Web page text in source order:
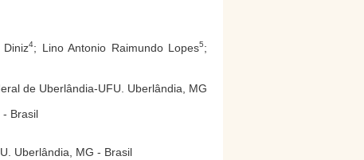
4; Lino Antonio Raimundo Lopes5;
de Uberlândia-UFU. Uberlândia, MG
- Brasil
Uberlândia, MG - Brasil